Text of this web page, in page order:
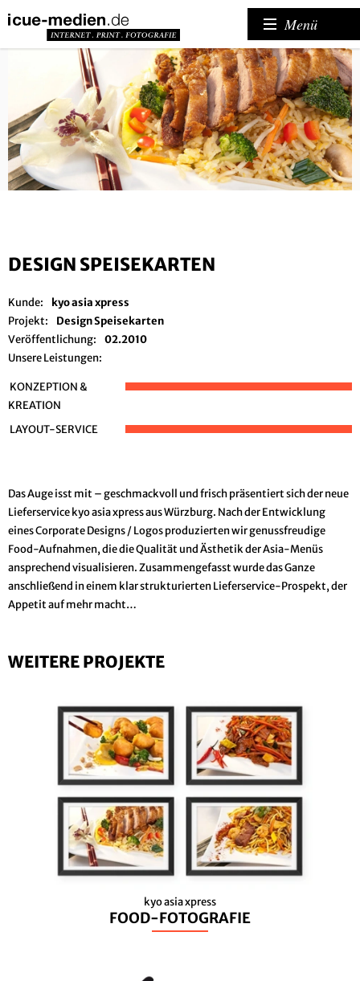
Menü
DESIGN SPEISEKARTEN
Kunde:
kyo asia xpress
Projekt:
Design Speisekarten
Veröffentlichung:
02.2010
Unsere Leistungen:
KONZEPTION &
KREATION
LAYOUT-SERVICE
Das Auge isst mit – geschmackvoll und frisch präsentiert sich der neue
Lieferservice kyo asia xpress aus Würzburg. Nach der Entwicklung
eines Corporate Designs / Logos produzierten wir genussfreudige
Food-Aufnahmen, die die Qualität und Ästhetik der Asia-Menüs
ansprechend visualisieren. Zusammengefasst wurde das Ganze
anschließend in einem klar strukturierten Lieferservice-Prospekt, der
Appetit auf mehr macht…
WEITERE PROJEKTE
kyo asia xpress
FOOD-FOTOGRAFIE